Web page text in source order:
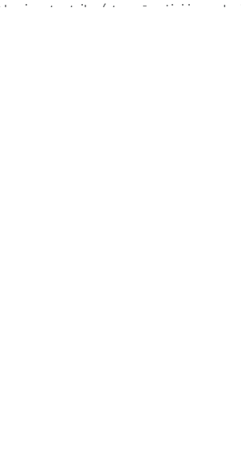
tvilas (atsparūs vėjui ir